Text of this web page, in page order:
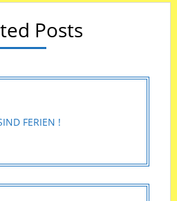
Posts
FERIEN !